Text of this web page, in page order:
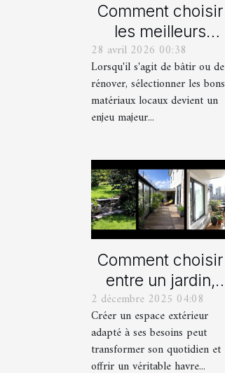
Comment choisir
les meilleurs
matériaux locaux
pour votre maison
?
28 avril 2026 00:38
Lorsqu'il s'agit de bâtir ou de
rénover, sélectionner les bons
matériaux locaux devient un
enjeu majeur...
Comment choisir
entre un jardin,
une terrasse et un
balcon pour votre
espace extérieur ?
2 décembre 2025 04:08
Créer un espace extérieur
adapté à ses besoins peut
transformer son quotidien et
offrir un véritable havre...